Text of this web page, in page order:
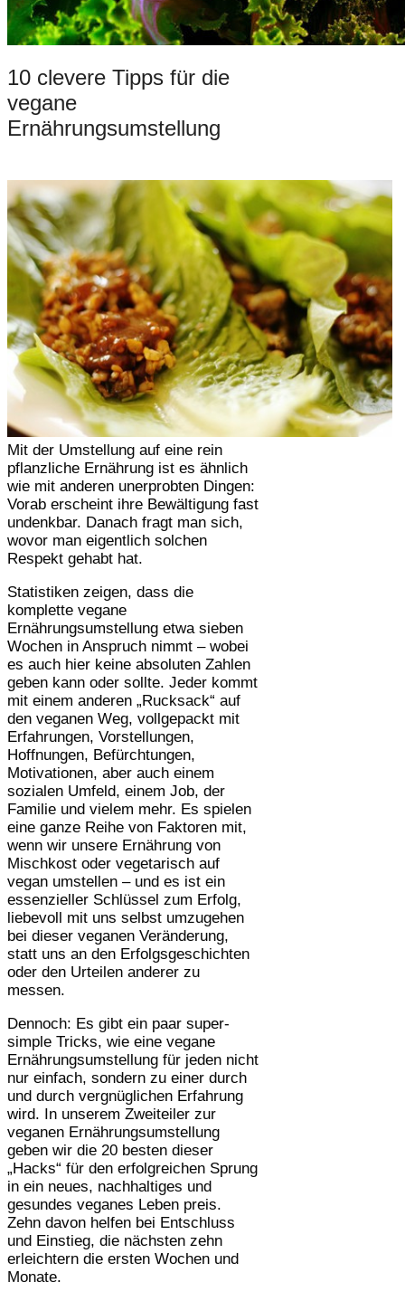
10 clevere Tipps für die
vegane
Ernährungsumstellung
Mit der Umstellung auf eine rein
pflanzliche Ernährung ist es ähnlich
wie mit anderen unerprobten Dingen:
Vorab erscheint ihre Bewältigung fast
undenkbar. Danach fragt man sich,
wovor man eigentlich solchen
Respekt gehabt hat.
Statistiken zeigen, dass die
komplette vegane
Ernährungsumstellung etwa sieben
Wochen in Anspruch nimmt – wobei
es auch hier keine absoluten Zahlen
geben kann oder sollte. Jeder kommt
mit einem anderen „Rucksack“ auf
den veganen Weg, vollgepackt mit
Erfahrungen, Vorstellungen,
Hoffnungen, Befürchtungen,
Motivationen, aber auch einem
sozialen Umfeld, einem Job, der
Familie und vielem mehr. Es spielen
eine ganze Reihe von Faktoren mit,
wenn wir unsere Ernährung von
Mischkost oder vegetarisch auf
vegan umstellen – und es ist ein
essenzieller Schlüssel zum Erfolg,
liebevoll mit uns selbst umzugehen
bei dieser veganen Veränderung,
statt uns an den Erfolgsgeschichten
oder den Urteilen anderer zu
messen.
Dennoch: Es gibt ein paar super-
simple Tricks, wie eine vegane
Ernährungsumstellung für jeden nicht
nur einfach, sondern zu einer durch
und durch vergnüglichen Erfahrung
wird. In unserem Zweiteiler zur
veganen Ernährungsumstellung
geben wir die 20 besten dieser
„Hacks“ für den erfolgreichen Sprung
in ein neues, nachhaltiges und
gesundes veganes Leben preis.
Zehn davon helfen bei Entschluss
und Einstieg, die nächsten zehn
erleichtern die ersten Wochen und
Monate.